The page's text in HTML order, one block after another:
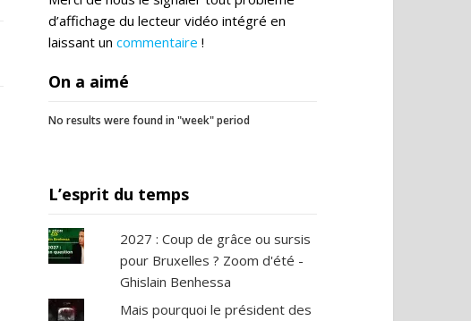
d’affichage du lecteur vidéo intégré en
laissant un commentaire !
On a aimé
No results were found in "week" period
L’esprit du temps
2027 : Coup de grâce ou sursis
pour Bruxelles ? Zoom d'été -
Ghislain Benhessa
Mais pourquoi le président des